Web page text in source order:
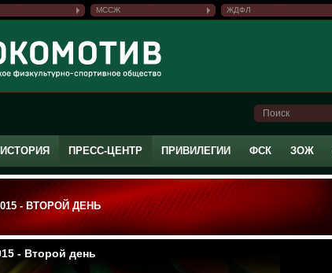
МССЖ ЖДФЛ
ИСТОРИЯ ПРЕСС-ЦЕНТР ПРИВИЛЕГИИ ФСК ЗОЖ
- ВТОРОЙ ДЕНЬ